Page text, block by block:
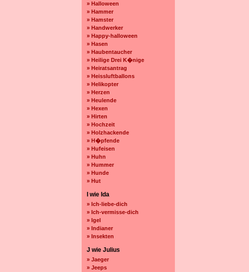
» Halloween
» Hammer
» Hamster
» Handwerker
» Happy-halloween
» Hasen
» Haubentaucher
» Heilige Drei K�nige
» Heiratsantrag
» Heissluftballons
» Helikopter
» Herzen
» Heulende
» Hexen
» Hirten
» Hochzeit
» Holzhackende
» H�pfende
» Hufeisen
» Huhn
» Hummer
» Hunde
» Hut
I wie Ida
» Ich-liebe-dich
» Ich-vermisse-dich
» Igel
» Indianer
» Insekten
J wie Julius
» Jaeger
» Jeeps